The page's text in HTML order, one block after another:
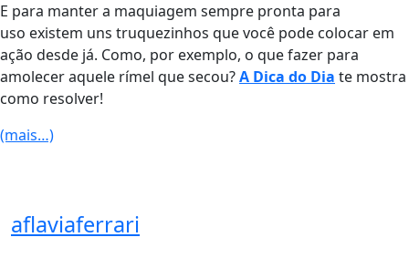
E para manter a maquiagem sempre pronta para
uso existem uns truquezinhos que você pode colocar em
ação desde já. Como, por exemplo, o que fazer para
amolecer aquele rímel que secou?A Dica do Dia te mostra
como resolver!
(mais…)
aflaviaferrari